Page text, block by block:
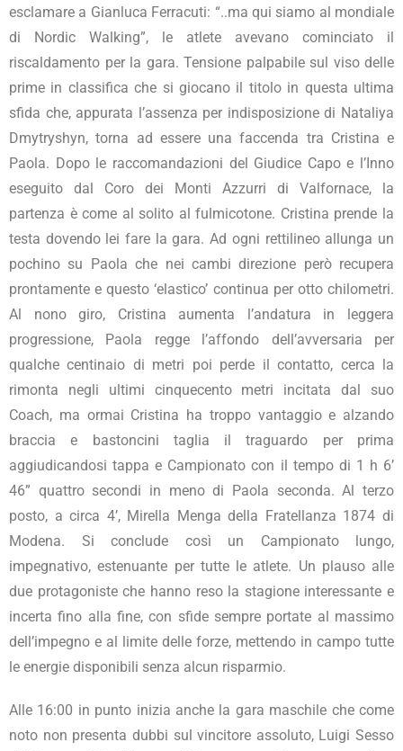
esclamare a Gianluca Ferracuti: “..ma qui siamo al mondiale
di Nordic Walking”, le atlete avevano cominciato il
riscaldamento per la gara. Tensione palpabile sul viso delle
prime in classifica che si giocano il titolo in questa ultima
sfida che, appurata l’assenza per indisposizione di Nataliya
Dmytryshyn, torna ad essere una faccenda tra Cristina e
Paola. Dopo le raccomandazioni del Giudice Capo e l’Inno
eseguito dal Coro dei Monti Azzurri di Valfornace, la
partenza è come al solito al fulmicotone. Cristina prende la
testa dovendo lei fare la gara. Ad ogni rettilineo allunga un
pochino su Paola che nei cambi direzione però recupera
prontamente e questo ‘elastico’ continua per otto chilometri.
Al nono giro, Cristina aumenta l’andatura in leggera
progressione, Paola regge l’affondo dell’avversaria per
qualche centinaio di metri poi perde il contatto, cerca la
rimonta negli ultimi cinquecento metri incitata dal suo
Coach, ma ormai Cristina ha troppo vantaggio e alzando
braccia e bastoncini taglia il traguardo per prima
aggiudicandosi tappa e Campionato con il tempo di 1 h 6’
46” quattro secondi in meno di Paola seconda. Al terzo
posto, a circa 4’, Mirella Menga della Fratellanza 1874 di
Modena. Si conclude così un Campionato lungo,
impegnativo, estenuante per tutte le atlete. Un plauso alle
due protagoniste che hanno reso la stagione interessante e
incerta fino alla fine, con sfide sempre portate al massimo
dell’impegno e al limite delle forze, mettendo in campo tutte
le energie disponibili senza alcun risparmio.
Alle 16:00 in punto inizia anche la gara maschile che come
noto non presenta dubbi sul vincitore assoluto, Luigi Sesso